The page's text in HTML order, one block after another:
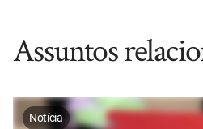
Assuntos
Notícia